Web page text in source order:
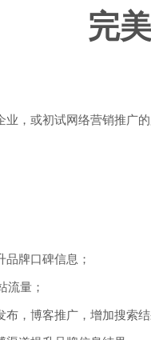
完
业，或初试网络营销推广
牌口碑信息；
流量；
，博客推广，增加搜索结